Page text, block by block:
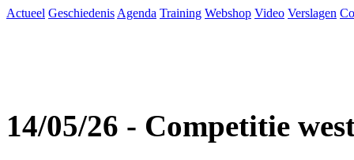
Actueel Geschiedenis Agenda Training Webshop Video Verslagen
14/05/26 - Competitie